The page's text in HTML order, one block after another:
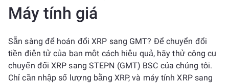
Máy tính giá
Sẵn sàng để hoán đổi XRP sang GMT? Để chuyển đổi
tiền điện tử của bạn một cách hiệu quả, hãy thử công cụ
chuyển đổi XRP sang STEPN (GMT) BSC của chúng tôi.
Chỉ cần nhập số lượng bằng XRP, và máy tính XRP sang